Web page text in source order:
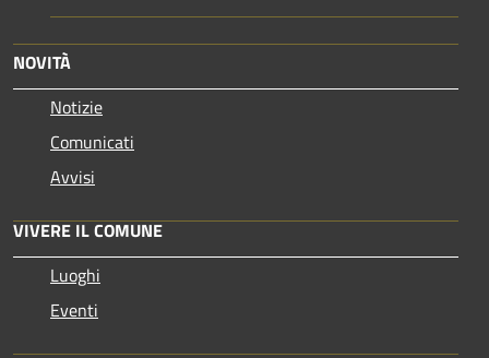
NOVITÀ
Notizie
Comunicati
Avvisi
VIVERE IL COMUNE
Luoghi
Eventi